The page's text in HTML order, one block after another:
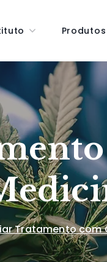
Produtos
Tratamento com